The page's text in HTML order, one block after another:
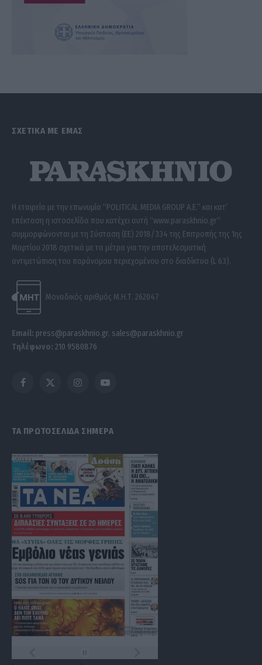
ΣΧΕΤΙΚΑ ΜΕ ΕΜΑΣ
Η εταιρεία με την επωνυμία “POLITICAL MEDIA GROUP A.E.” και κατ’
επέκταση η ιστοσελίδα που κατέχει αυτή “www.paraskhnio.gr”
συμμορφώνονται με τη Σύσταση (ΕΕ) 2018/334 της Επιτροπής της 1ης
Μαρτίου 2018 σχετικά με τα μέτρα για την αποτελεσματική
αντιμετώπιση του παράνομου περιεχομένου στο διαδίκτυο (L 63).
Μοναδικός αριθμός Μ.Η.Τ. 262047
Email: press@paraskhnio.gr, sales@paraskhnio.gr
Τηλέφωνο: 210 9580876
Facebook
X
InstagramYouTube
ΤΑ ΠΡΩΤΟΣΕΛΙΔΑ ΣΗΜΕΡΑ